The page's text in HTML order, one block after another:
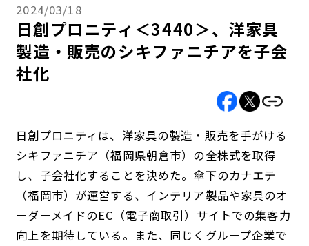
2024/03/18
日創プロニティ＜3440＞、洋家具
製造・販売のシキファニチアを子会
社化
日創プロニティは、洋家具の製造・販売を手がける
シキファニチア（福岡県朝倉市）の全株式を取得
し、子会社化することを決めた。傘下のカナエテ
（福岡市）が運営する、インテリア製品や家具のオ
ーダーメイドのEC（電子商取引）サイトでの集客力
向上を期待している。また、同じくグループ企業で